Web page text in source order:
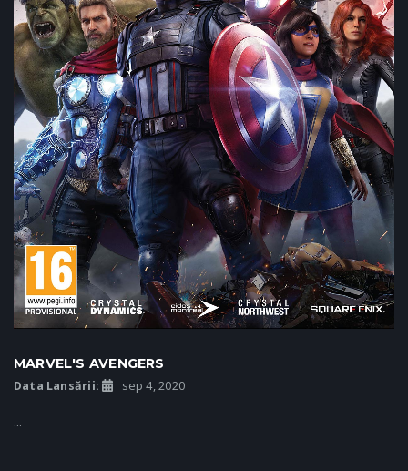
MARVEL'S AVENGERS
Data Lansării: sep 4, 2020
...